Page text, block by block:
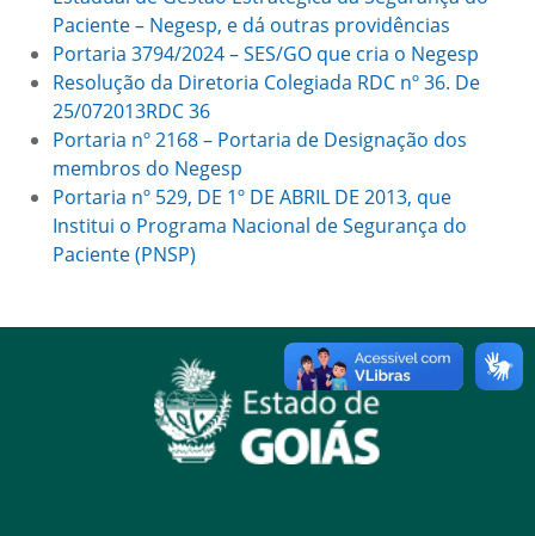
Paciente – Negesp, e dá outras providências
Portaria 3794/2024 – SES/GO que cria o Negesp
Resolução da Diretoria Colegiada RDC nº 36. De
25/072013RDC 36
Portaria nº 2168 – Portaria de Designação dos
membros do Negesp
Portaria nº 529, DE 1º DE ABRIL DE 2013, que
Institui o Programa Nacional de Segurança do
Paciente (PNSP)